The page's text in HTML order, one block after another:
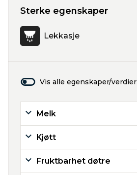
Sterke egenskaper
Lekkasje
Vis alle egenskaper/verdier
Melk
Kjøtt
Fruktbarhet døtre